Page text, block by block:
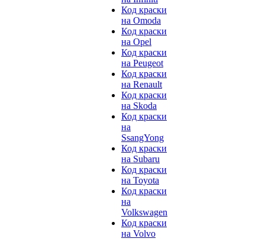
Код краски
на Omoda
Код краски
на Opel
Код краски
на Peugeot
Код краски
на Renault
Код краски
на Skoda
Код краски
на
SsangYong
Код краски
на Subaru
Код краски
на Toyota
Код краски
на
Volkswagen
Код краски
на Volvo